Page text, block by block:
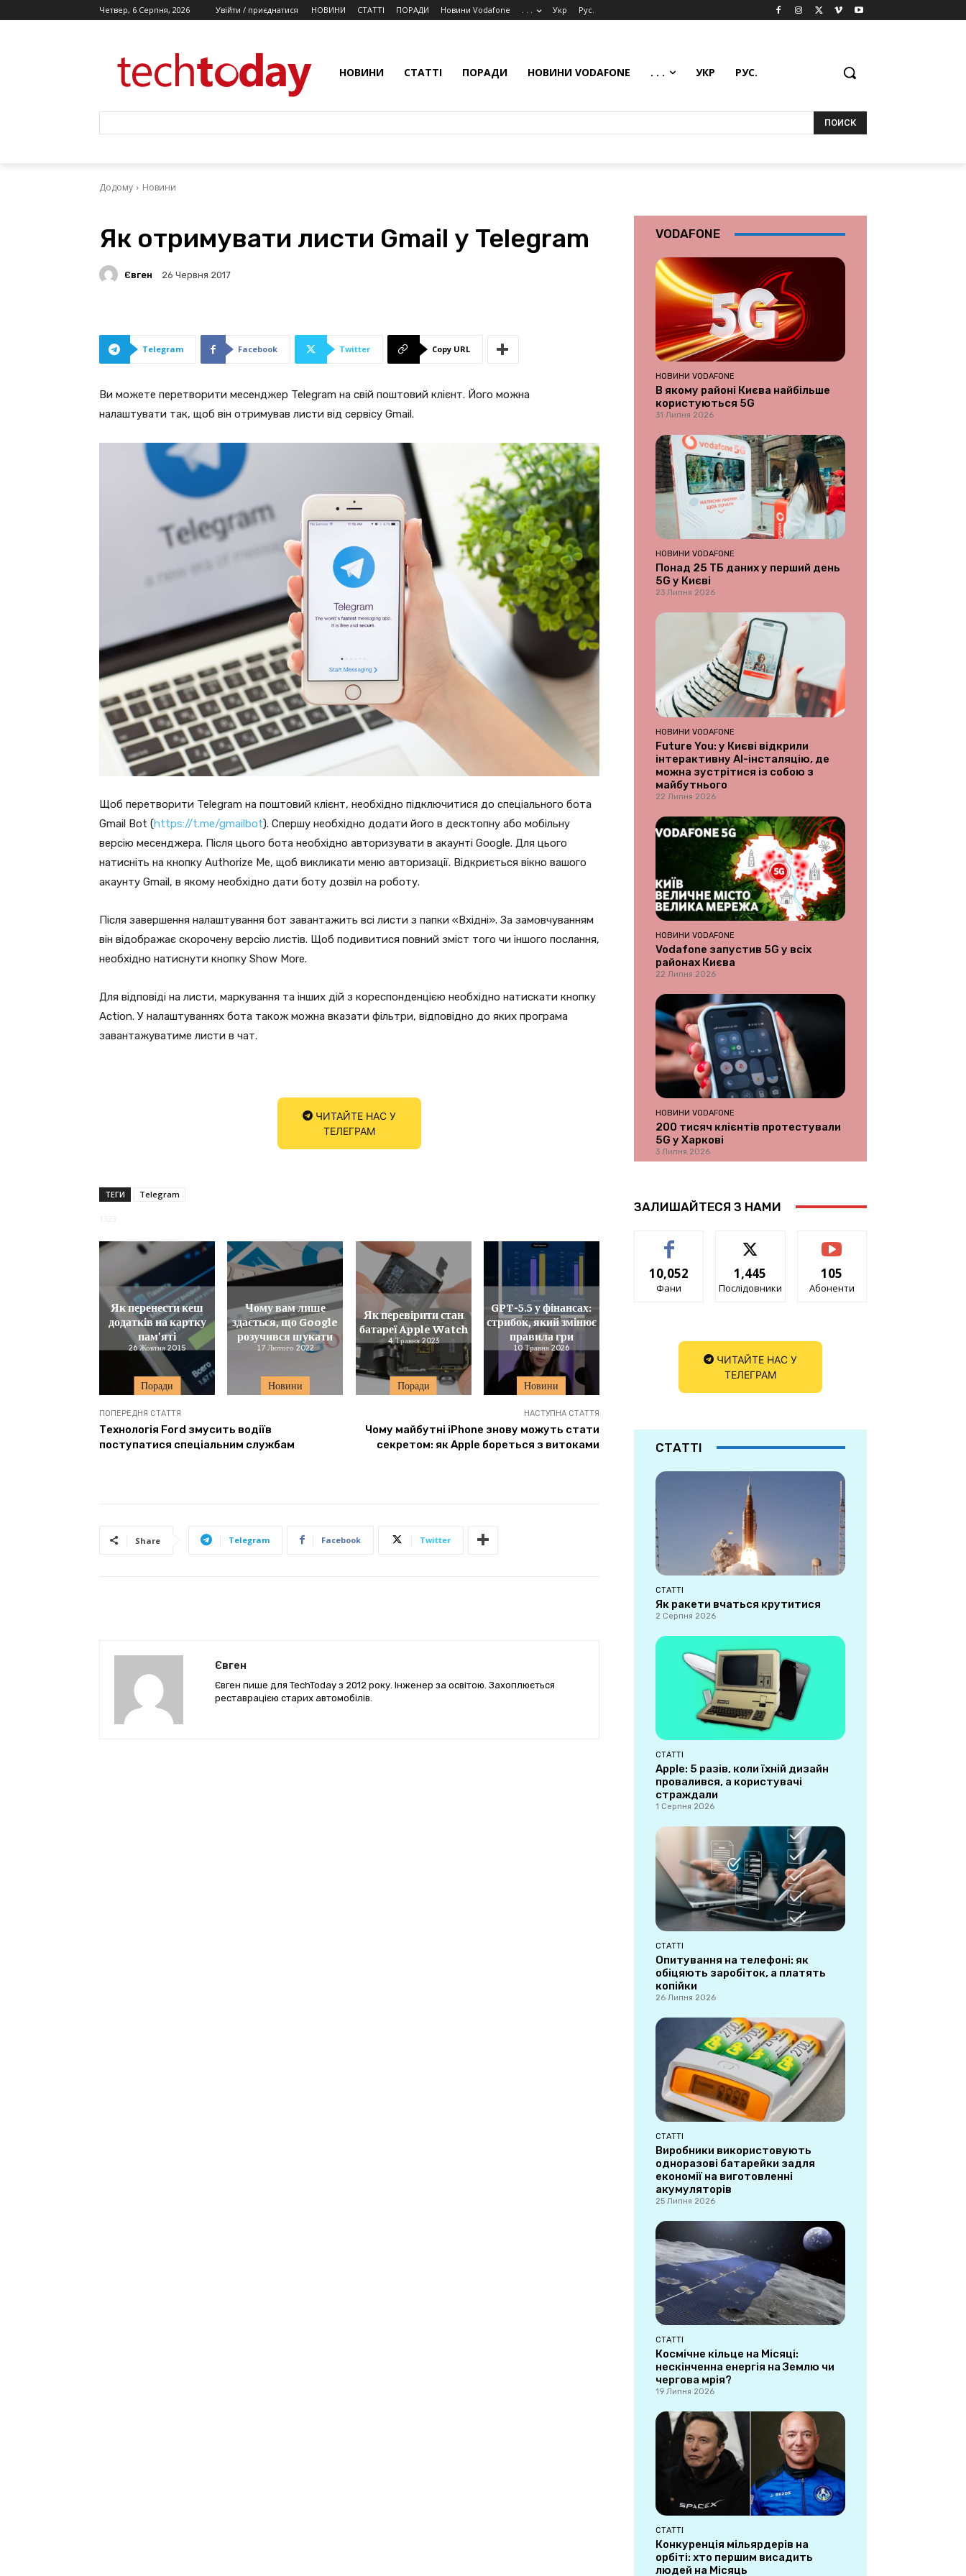
Четвер, 6 Серпня, 2026 Увійти / приєднатися НОВИНИ СТАТТІ ПОРАДИ Новини Vodafone . . . Укр Рус.
НОВИНИ СТАТТІ ПОРАДИ НОВИНИ VODAFONE . . . УКР РУС.
ПОИСК
Додому Новини
Як отримувати листи Gmail у Telegram
Євген 26 Червня 2017
Telegram Facebook Twitter Copy URL
Ви можете перетворити месенджер Telegram на свій поштовий клієнт. Його можна
налаштувати так, щоб він отримував листи від сервісу Gmail.
Щоб перетворити Telegram на поштовий клієнт, необхідно підключитися до спеціального бота
Gmail Bot (https://t.me/gmailbot). Спершу необхідно додати його в десктопну або мобільну
версію месенджера. Після цього бота необхідно авторизувати в акаунті Google. Для цього
натисніть на кнопку Authorize Me, щоб викликати меню авторизації. Відкриється вікно вашого
акаунту Gmail, в якому необхідно дати боту дозвіл на роботу.
Після завершення налаштування бот завантажить всі листи з папки «Вхідні». За замовчуванням
він відображає скорочену версію листів. Щоб подивитися повний зміст того чи іншого послання,
необхідно натиснути кнопку Show More.
Для відповіді на листи, маркування та інших дій з кореспонденцією необхідно натискати кнопку
Action. У налаштуваннях бота також можна вказати фільтри, відповідно до яких програма
завантажуватиме листи в чат.
ЧИТАЙТЕ НАС У
ТЕЛЕГРАМ
ТЕГИ Telegram
Поради
Як перенести кеш
додатків на картку
пам’яті
26 Жовтня 2015
Новини
Чому вам лише
здається, що Google
розучився шукати
17 Лютого 2022
Поради
Як перевірити стан
батареї Apple Watch
4 Травня 2023
Новини
GPT-5.5 у фінансах:
стрибок, який змінює
правила гри
10 Травня 2026
ПОПЕРЕДНЯ СТАТТЯ
Технологія Ford змусить водіїв
поступатися спеціальним службам
НАСТУПНА СТАТТЯ
Чому майбутні iPhone знову можуть стати
секретом: як Apple бореться з витоками
Share Telegram Facebook Twitter
Євген
Євген пише для TechToday з 2012 року. Інженер за освітою. Захоплюється
реставрацією старих автомобілів.
VODAFONE
НОВИНИ VODAFONE
В якому районі Києва найбільше
користуються 5G
31 Липня 2026
НОВИНИ VODAFONE
Понад 25 ТБ даних у перший день
5G у Києві
23 Липня 2026
НОВИНИ VODAFONE
Future You: у Києві відкрили
інтерактивну AI-інсталяцію, де
можна зустрітися із собою з
майбутнього
22 Липня 2026
НОВИНИ VODAFONE
Vodafone запустив 5G у всіх
районах Києва
22 Липня 2026
НОВИНИ VODAFONE
200 тисяч клієнтів протестували
5G у Харкові
3 Липня 2026
ЗАЛИШАЙТЕСЯ З НАМИ
10,052
Фани
1,445
Послідовники
105
Абоненти
ЧИТАЙТЕ НАС У
ТЕЛЕГРАМ
СТАТТІ
СТАТТІ
Як ракети вчаться крутитися
2 Серпня 2026
СТАТТІ
Apple: 5 разів, коли їхній дизайн
провалився, а користувачі
страждали
1 Серпня 2026
СТАТТІ
Опитування на телефоні: як
обіцяють заробіток, а платять
копійки
26 Липня 2026
СТАТТІ
Виробники використовують
одноразові батарейки задля
економії на виготовленні
акумуляторів
25 Липня 2026
СТАТТІ
Космічне кільце на Місяці:
нескінченна енергія на Землю чи
чергова мрія?
19 Липня 2026
СТАТТІ
Конкуренція мільярдерів на
орбіті: хто першим висадить
людей на Місяць